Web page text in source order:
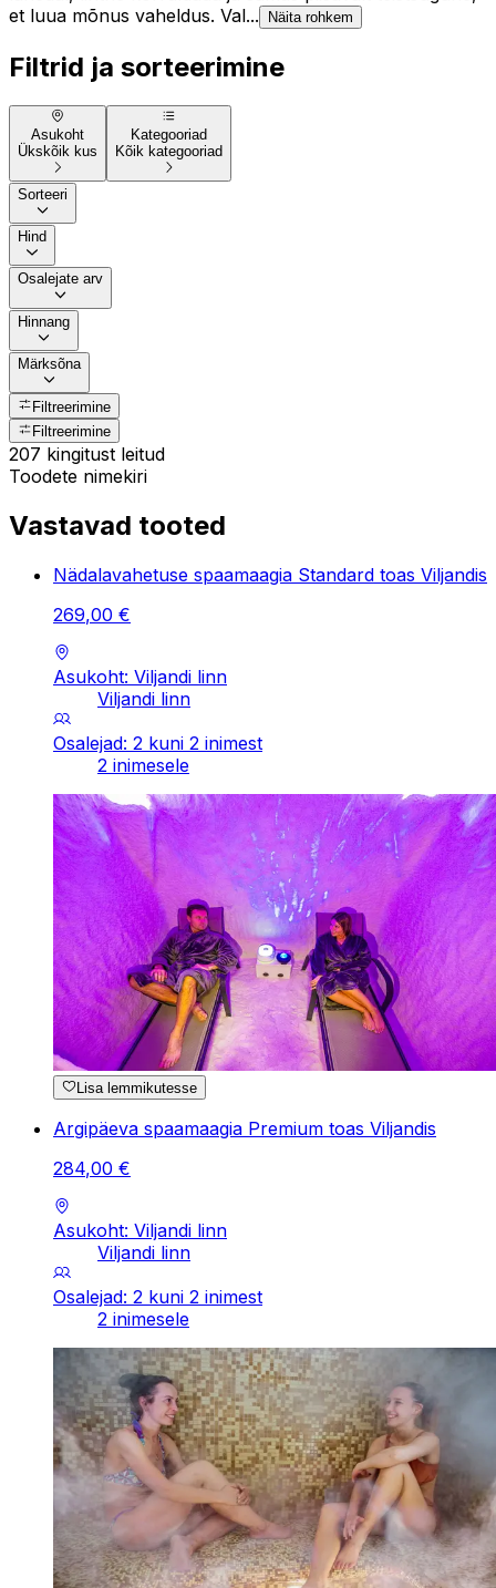
et luua mõnus vaheldus. Val...
Näita rohkem
Filtrid ja sorteerimine
Asukoht
Ükskõik kus
Kategooriad
Kõik kategooriad
Sorteeri
Hind
Osalejate arv
Hinnang
Märksõna
Filtreerimine
Filtreerimine
207 kingitust leitud
Toodete nimekiri
Vastavad tooted
Nädalavahetuse spaamaagia Standard toas Viljandis
269,00 €
Asukoht: Viljandi linn
Viljandi linn
Osalejad: 2 kuni 2 inimest
2 inimesele
Lisa lemmikutesse
Argipäeva spaamaagia Premium toas Viljandis
284,00 €
Asukoht: Viljandi linn
Viljandi linn
Osalejad: 2 kuni 2 inimest
2 inimesele